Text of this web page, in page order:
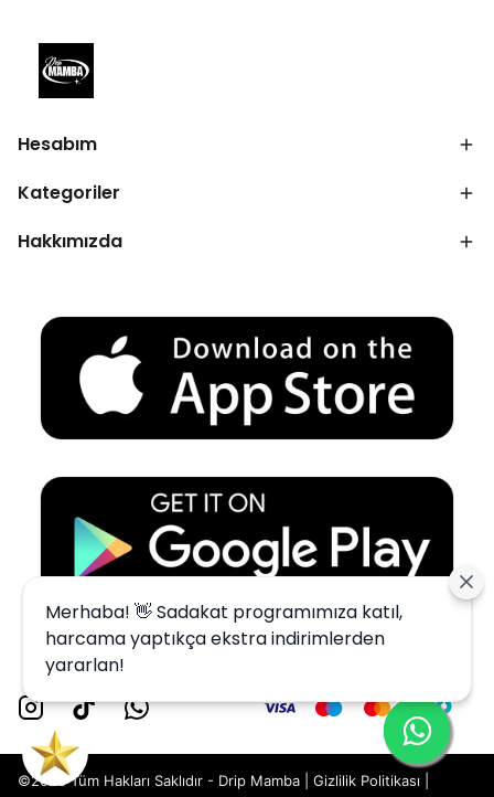
Hesabım
Kategoriler
Hakkımızda
©2023 Tüm Hakları Saklıdır - Drip Mamba | Gizlilik Politikası
Merhaba! 👋 Sadakat programımıza katıl,
harcama yaptıkça ekstra indirimlerden
yararlan!